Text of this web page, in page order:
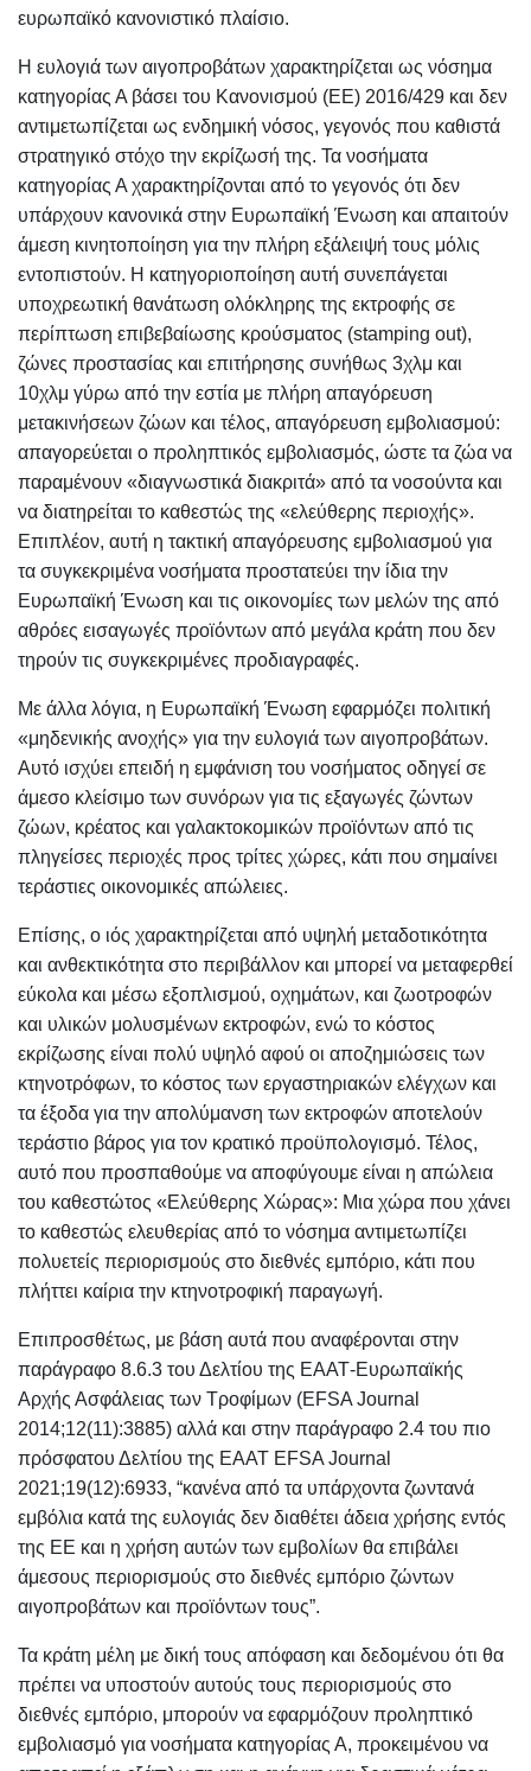
ευρωπαϊκό κανονιστικό πλαίσιο.
Η ευλογιά των αιγοπροβάτων χαρακτηρίζεται ως νόσημα
κατηγορίας Α βάσει του Κανονισμού (ΕΕ) 2016/429 και δεν
αντιμετωπίζεται ως ενδημική νόσος, γεγονός που καθιστά
στρατηγικό στόχο την εκρίζωσή της. Τα νοσήματα
κατηγορίας Α χαρακτηρίζονται από το γεγονός ότι δεν
υπάρχουν κανονικά στην Ευρωπαϊκή Ένωση και απαιτούν
άμεση κινητοποίηση για την πλήρη εξάλειψή τους μόλις
εντοπιστούν. Η κατηγοριοποίηση αυτή συνεπάγεται
υποχρεωτική θανάτωση ολόκληρης της εκτροφής σε
περίπτωση επιβεβαίωσης κρούσματος (stamping out),
ζώνες προστασίας και επιτήρησης συνήθως 3χλμ και
10χλμ γύρω από την εστία με πλήρη απαγόρευση
μετακινήσεων ζώων και τέλος, απαγόρευση εμβολιασμού:
απαγορεύεται ο προληπτικός εμβολιασμός, ώστε τα ζώα να
παραμένουν «διαγνωστικά διακριτά» από τα νοσούντα και
να διατηρείται το καθεστώς της «ελεύθερης περιοχής».
Επιπλέον, αυτή η τακτική απαγόρευσης εμβολιασμού για
τα συγκεκριμένα νοσήματα προστατεύει την ίδια την
Ευρωπαϊκή Ένωση και τις οικονομίες των μελών της από
αθρόες εισαγωγές προϊόντων από μεγάλα κράτη που δεν
τηρούν τις συγκεκριμένες προδιαγραφές.
Με άλλα λόγια, η Ευρωπαϊκή Ένωση εφαρμόζει πολιτική
«μηδενικής ανοχής» για την ευλογιά των αιγοπροβάτων.
Αυτό ισχύει επειδή η εμφάνιση του νοσήματος οδηγεί σε
άμεσο κλείσιμο των συνόρων για τις εξαγωγές ζώντων
ζώων, κρέατος και γαλακτοκομικών προϊόντων από τις
πληγείσες περιοχές προς τρίτες χώρες, κάτι που σημαίνει
τεράστιες οικονομικές απώλειες.
Επίσης, ο ιός χαρακτηρίζεται από υψηλή μεταδοτικότητα
και ανθεκτικότητα στο περιβάλλον και μπορεί να μεταφερθεί
εύκολα και μέσω εξοπλισμού, οχημάτων, και ζωοτροφών
και υλικών μολυσμένων εκτροφών, ενώ το κόστος
εκρίζωσης είναι πολύ υψηλό αφού οι αποζημιώσεις των
κτηνοτρόφων, το κόστος των εργαστηριακών ελέγχων και
τα έξοδα για την απολύμανση των εκτροφών αποτελούν
τεράστιο βάρος για τον κρατικό προϋπολογισμό. Τέλος,
αυτό που προσπαθούμε να αποφύγουμε είναι η απώλεια
του καθεστώτος «Ελεύθερης Χώρας»: Μια χώρα που χάνει
το καθεστώς ελευθερίας από το νόσημα αντιμετωπίζει
πολυετείς περιορισμούς στο διεθνές εμπόριο, κάτι που
πλήττει καίρια την κτηνοτροφική παραγωγή.
Επιπροσθέτως, με βάση αυτά που αναφέρονται στην
παράγραφο 8.6.3 του Δελτίου της ΕΑΑΤ-Ευρωπαϊκής
Αρχής Ασφάλειας των Τροφίμων (EFSA Journal
2014;12(11):3885) αλλά και στην παράγραφο 2.4 του πιο
πρόσφατου Δελτίου της ΕΑΑΤ EFSA Journal
2021;19(12):6933, “κανένα από τα υπάρχοντα ζωντανά
εμβόλια κατά της ευλογιάς δεν διαθέτει άδεια χρήσης εντός
της ΕΕ και η χρήση αυτών των εμβολίων θα επιβάλει
άμεσους περιορισμούς στο διεθνές εμπόριο ζώντων
αιγοπροβάτων και προϊόντων τους”.
Τα κράτη μέλη με δική τους απόφαση και δεδομένου ότι θα
πρέπει να υποστούν αυτούς τους περιορισμούς στο
διεθνές εμπόριο, μπορούν να εφαρμόζουν προληπτικό
εμβολιασμό για νοσήματα κατηγορίας Α, προκειμένου να